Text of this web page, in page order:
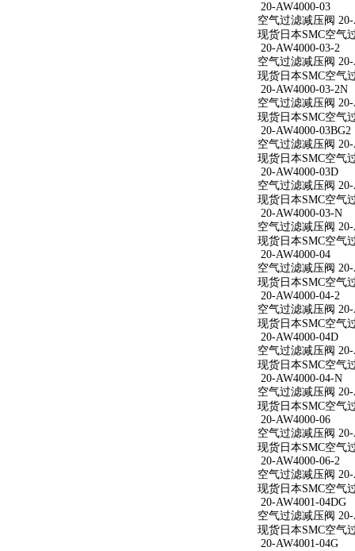
20-AW4000-03
空气过滤减压阀 20-
现货日本SMC空气
20-AW4000-03-2
空气过滤减压阀 20-
现货日本SMC空气
20-AW4000-03-2N
空气过滤减压阀
现货日本SMC空气
20-AW4000-03BG2
空气过滤减压阀 20-
现货日本SMC空气
20-AW4000-03D
空气过滤减压阀 20-
现货日本SMC空气
20-AW4000-03-N
空气过滤减压阀
现货日本SMC空气
20-AW4000-04
空气过滤减压阀 20-
现货日本SMC空气
20-AW4000-04-2
空气过滤减压阀 20-
现货日本SMC空气
20-AW4000-04D
空气过滤减压阀 20-
现货日本SMC空气
20-AW4000-04-N
空气过滤减压阀
现货日本SMC空气
20-AW4000-06
空气过滤减压阀 20-
现货日本SMC空气
20-AW4000-06-2
空气过滤减压阀 20-
现货日本SMC空气
20-AW4001-04DG
空气过滤减压阀 20-
现货日本SMC空气
20-AW4001-04G